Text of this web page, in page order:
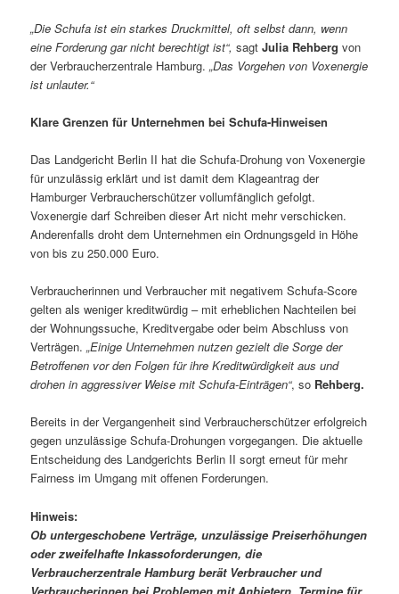
„Die Schufa ist ein starkes Druckmittel, oft selbst dann, wenn
eine Forderung gar nicht berechtigt ist“, sagtJulia Rehberg von
der Verbraucherzentrale Hamburg.„Das Vorgehen von Voxenergie
ist unlauter.“
Klare Grenzen für Unternehmen bei Schufa-Hinweisen
Das Landgericht Berlin II hat die Schufa-Drohung von Voxenergie
für unzulässig erklärt und ist damit dem Klageantrag der
Hamburger Verbraucherschützer vollumfänglich gefolgt.
Voxenergie darf Schreiben dieser Art nicht mehr verschicken.
Anderenfalls droht dem Unternehmen ein Ordnungsgeld in Höhe
von bis zu 250.000 Euro.
Verbraucherinnen und Verbraucher mit negativem Schufa-Score
gelten als weniger kreditwürdig – mit erheblichen Nachteilen bei
der Wohnungssuche, Kreditvergabe oder beim Abschluss von
Verträgen.„Einige Unternehmen nutzen gezielt die Sorge der
Betroffenen vor den Folgen für ihre Kreditwürdigkeit aus und
drohen in aggressiver Weise mit Schufa-Einträgen“, so Rehberg.
Bereits in der Vergangenheit sind Verbraucherschützer erfolgreich
gegen unzulässige Schufa-Drohungen vorgegangen. Die aktuelle
Entscheidung des Landgerichts Berlin II sorgt erneut für mehr
Fairness im Umgang mit offenen Forderungen.
Hinweis:
Ob untergeschobene Verträge, unzulässige Preiserhöhungen
oder zweifelhafte Inkassoforderungen, die
Verbraucherzentrale Hamburg berät Verbraucher und
Verbraucherinnen bei Problemen mit Anbietern. Termine für